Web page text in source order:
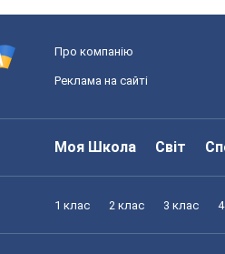
Про компанію
Реклама на сайті
Моя Школа Світ
1 клас 2 клас 3 клас